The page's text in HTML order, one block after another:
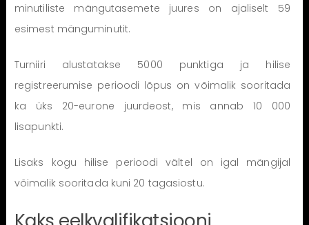
minutiliste mängutasemete juures on ajaliselt 59
esimest mänguminutit.
Turniiri alustatakse 5000 punktiga ja hilise
registreerumise perioodi lõpus on võimalik sooritada
ka üks 20-eurone juurdeost, mis annab 10 000
lisapunkti.
Lisaks kogu hilise perioodi vältel on igal mängijal
võimalik sooritada kuni 20 tagasiostu.